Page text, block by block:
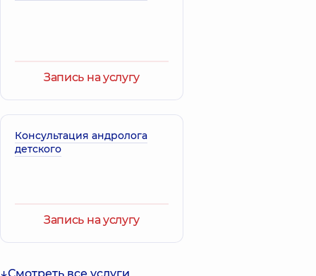
Запись на услугу
Консультация андролога
детского
Запись на услугу
Смотреть все услуги